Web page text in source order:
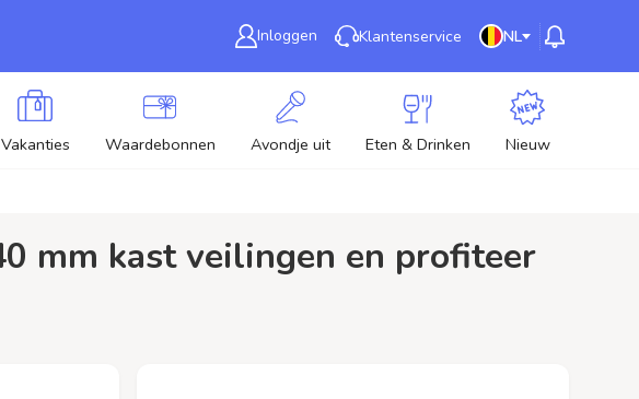
Inloggen Klantenservice NL
Vakanties Waardebonnen Avondje uit Eten & Drinken Nieuw